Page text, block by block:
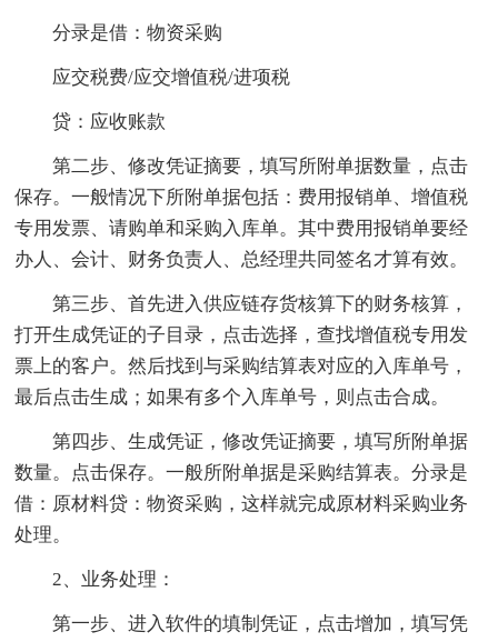
分录是借：物资采购
应交税费/应交增值税/进项税
贷：应收账款
第二步、修改凭证摘要，填写所附单据数量，点击
保存。一般情况下所附单据包括：费用报销单、增值税
专用发票、请购单和采购入库单。其中费用报销单要经
办人、会计、财务负责人、总经理共同签名才算有效。
第三步、首先进入供应链存货核算下的财务核算，
打开生成凭证的子目录，点击选择，查找增值税专用发
票上的客户。然后找到与采购结算表对应的入库单号，
最后点击生成；如果有多个入库单号，则点击合成。
第四步、生成凭证，修改凭证摘要，填写所附单据
数量。点击保存。一般所附单据是采购结算表。分录是
借：原材料贷：物资采购，这样就完成原材料采购业务
处理。
2、业务处理：
第一步、进入软件的填制凭证，点击增加，填写凭